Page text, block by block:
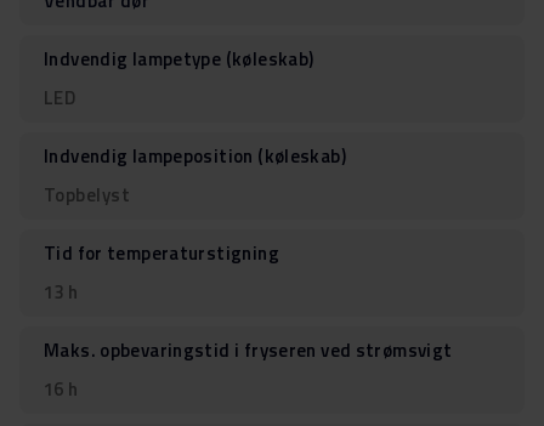
Indvendig lampetype (køleskab)
LED
Indvendig lampeposition (køleskab)
Topbelyst
Tid for temperaturstigning
13 h
Maks. opbevaringstid i fryseren ved strømsvigt
16 h